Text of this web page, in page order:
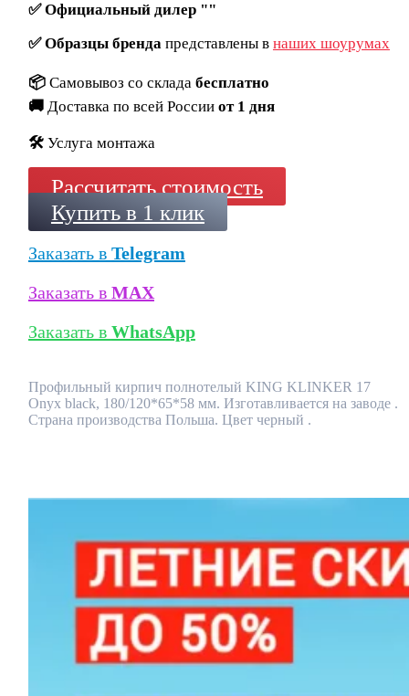
✅Официальный дилер ""
✅Образцы брендапредставлены в наших шоурумах
📦 Самовывоз со склада бесплатно
🚚 Доставка по всей России от 1 дня
🛠️ Услуга монтажа
Рассчитать стоимость
Купить в 1 клик
Заказать в Telegram
Заказать в MAX
Заказать в WhatsApp
Профильный кирпич полнотелый KING KLINKER 17
Onyx black, 180/120*65*58 мм. Изготавливается на заводе .
Страна производства Польша. Цвет черный .